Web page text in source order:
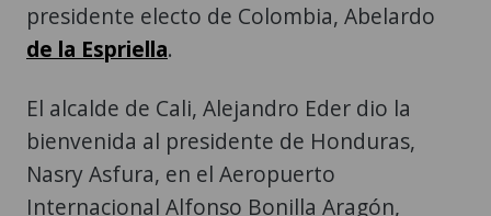
El alcalde de Cali, Alejandro Eder dio la
Nasry Asfura, en el Aeropuerto
Internacional Alfonso Bonilla Aragón,
mientras que el primer ministro de
Curazao, Gilmar Pisas, fue recibido por la